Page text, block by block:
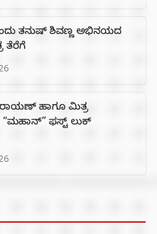
ತನುಷ್ ಶಿವಣ್ಣ ಅಭಿನಯದ
ತೆರೆಗೆ
ಹಾಗೂ ಮಿತ್ರ
ಫಸ್ಟ್ ಲುಕ್